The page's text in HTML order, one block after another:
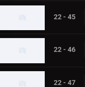
22 - 45
22 - 46
22 - 47